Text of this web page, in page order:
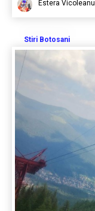
Estera Vicoleanu
Stiri Botosani